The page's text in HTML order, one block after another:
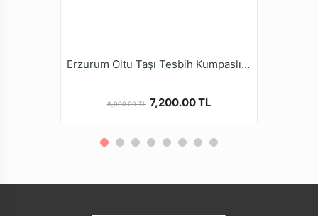
genellikle siyah ve çok narin görülse de kahve
renk kullanılmaktadır.
Taşı Topraktan çıktığında yumuşak olmasına rağmen
zamanda İşlendikçe sertleşen, Kullanıldıkça parlayan
Erzurum Oltu Taşı Tesbih Kumpaslı El İşi 6,5x9mm Borulu İmame
8,000.00 TL 7,200.00 TL